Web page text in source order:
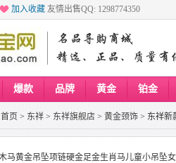
加入收藏 友情出售QQ: 1298774350
爆款 品牌 黄金 铂金
首页 > 东祥 > 东祥旗舰店 > 黄金颈饰 > 东祥新